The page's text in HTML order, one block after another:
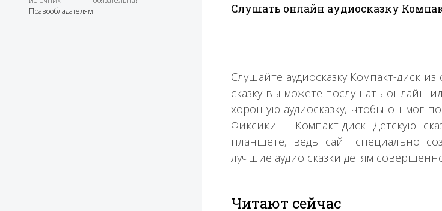
Правообладателям
Слушать онлайн аудиосказку
Слушайте аудиосказку Компакт-диск
сказку вы можете послушать онлайн
хорошую аудиосказку, чтобы он мог
Фиксики - Компакт-диск Детскую
планшете, ведь сайт специально
лучшие аудио сказки детям
Читают сейчас